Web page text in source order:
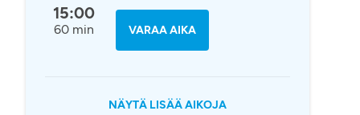
15:00
60 min VARAA AIKA
NÄYTÄ LISÄÄ AIKOJA